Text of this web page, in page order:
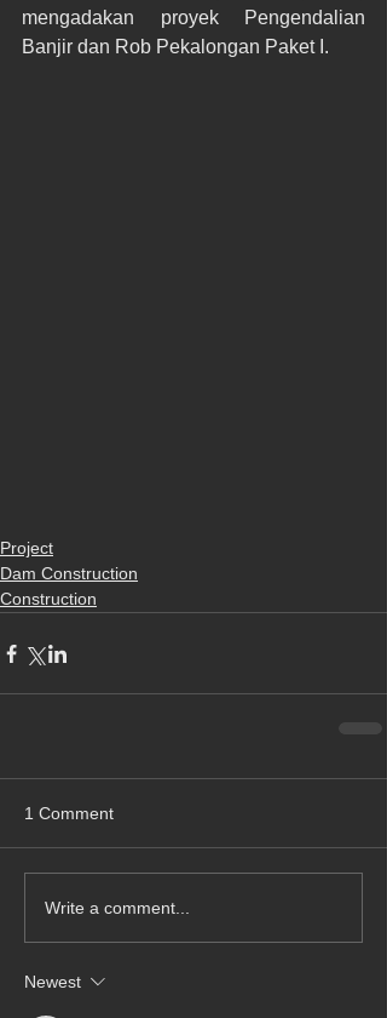
mengadakan proyek Pengendalian
Banjir dan Rob Pekalongan Paket I.
Project
Dam Construction
Construction
1 Comment
Write a comment...
Newest